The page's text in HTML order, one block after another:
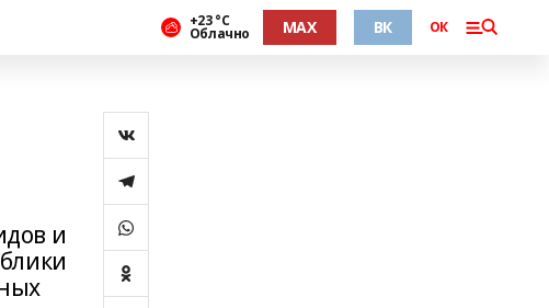
+23 °С
Облачно MAX ВК ОК
и